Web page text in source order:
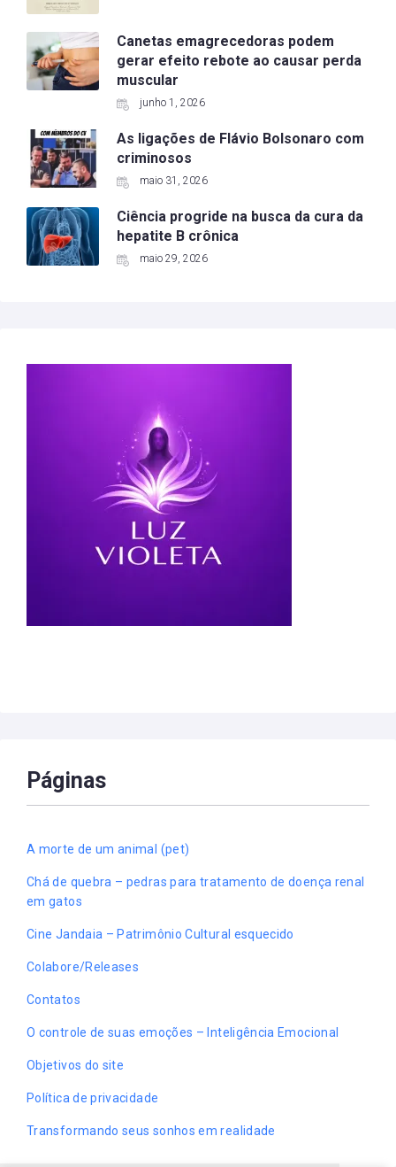
Canetas emagrecedoras podem
gerar efeito rebote ao causar perda
muscular
junho 1, 2026
As ligações de Flávio Bolsonaro com
criminosos
maio 31, 2026
Ciência progride na busca da cura da
hepatite B crônica
maio 29, 2026
Páginas
A morte de um animal (pet)
Chá de quebra – pedras para tratamento de doença renal
em gatos
Cine Jandaia – Patrimônio Cultural esquecido
Colabore/Releases
Contatos
O controle de suas emoções – Inteligência Emocional
Objetivos do site
Política de privacidade
Transformando seus sonhos em realidade